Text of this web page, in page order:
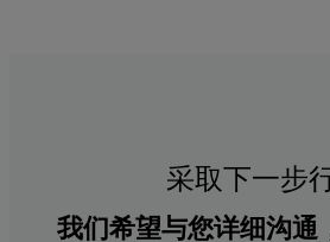
采取下一步
我们希望与您详细沟通